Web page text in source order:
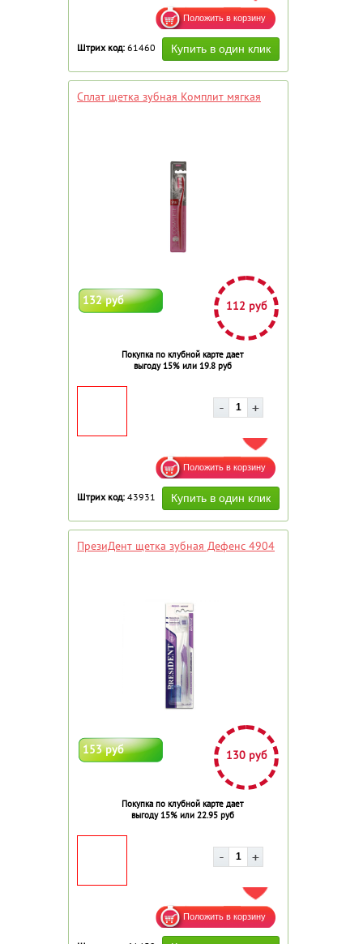
Штрих код: 61460
Сплат щетка зубная Комплит мягкая
132 руб 112 руб
Покупка по клубной карте дает
выгоду 15% или 19.8 руб
ДОБАВИТЬ В ИЗБРАННОЕ
Штрих код: 43931
ПрезиДент щетка зубная Дефенс 4904
153 руб 130 руб
Покупка по клубной карте дает
выгоду 15% или 22.95 руб
ДОБАВИТЬ В ИЗБРАННОЕ